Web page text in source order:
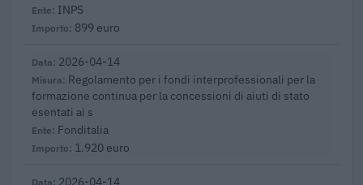
INPS
899 euro
2026-04-14
Regolamento per i fondi interprofessionali per la
formazione continua per la concessioni di aiuti di stato
esentati ai s
Fonditalia
1.920 euro
2026-04-14